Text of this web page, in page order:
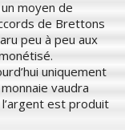
moyen de
de Brettons
peu à peu aux
uniquement
vaudra
est produit